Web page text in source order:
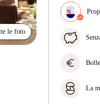
le foto
ottieni
euro
La